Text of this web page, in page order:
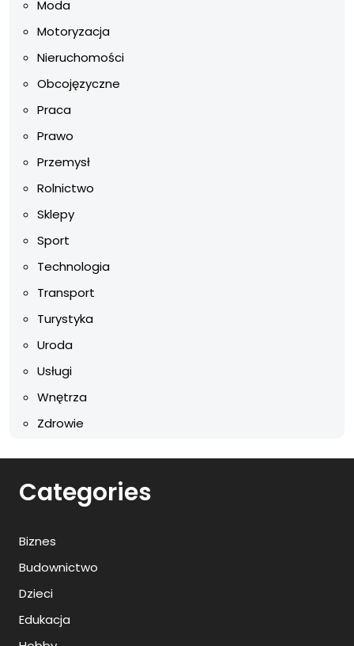
Moda
Motoryzacja
Nieruchomości
Obcojęzyczne
Praca
Prawo
Przemysł
Rolnictwo
Sklepy
Sport
Technologia
Transport
Turystyka
Uroda
Usługi
Wnętrza
Zdrowie
Categories
Biznes
Budownictwo
Dzieci
Edukacja